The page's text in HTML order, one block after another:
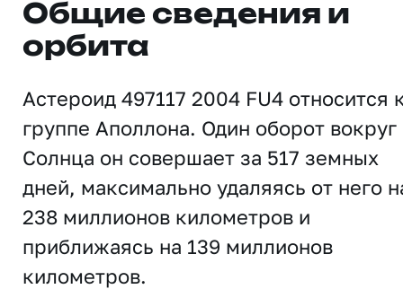
Общие сведения и
орбита
Астероид 497117 2004 FU4 относится
группе Аполлона. Один оборот вокруг
Солнца он совершает за 517 земных
дней, максимально удаляясь от него
238 миллионов километров и
приближаясь на 139 миллионов
километров.